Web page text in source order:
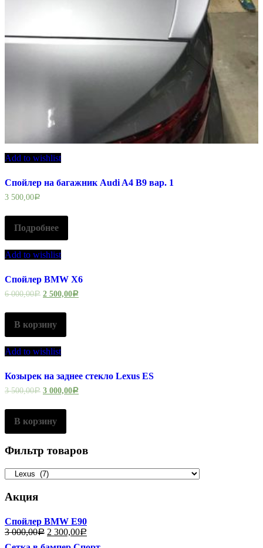
Add to wishlist
Спойлер на багажник Audi A4 B9 вар. 1
3 500,00Р
Подробнее
Add to wishlist
Спойлер BMW X6
6 000,00Р 2 500,00Р
В корзину
Add to wishlist
Козырек на заднее стекло Lexus ES
3 500,00Р 3 000,00Р
В корзину
Фильтр товаров
Акция
Спойлер BMW E90
3 000,00Р 2 300,00Р